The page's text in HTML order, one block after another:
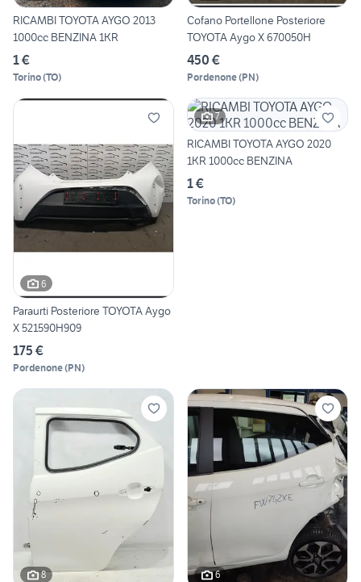
RICAMBI TOYOTA AYGO 2013
1000cc BENZINA 1KR
1 €
Torino(TO)
Cofano Portellone Posteriore
TOYOTA Aygo X 670050H
450 €
Pordenone(PN)
6
Paraurti Posteriore TOYOTA Aygo
X 521590H909
175 €
Pordenone(PN)
7
RICAMBI TOYOTA AYGO 2020
1KR 1000cc BENZINA
1 €
Torino(TO)
8 6